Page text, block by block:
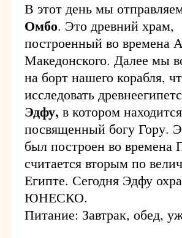
В этот день мы
Омбо. Это древний храм,
построенный во времена
Македонского. Далее мы
на борт нашего корабля,
исследовать
Эдфу, в котором
посвященный богу Гору.
был построен во времена
считается вторым по
Египте. Сегодня Эдфу
ЮНЕСКО.
Питание: Завтрак, обед,